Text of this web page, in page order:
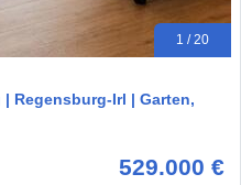
1 / 20
Regensburg-Irl | Garten,
529.000 €